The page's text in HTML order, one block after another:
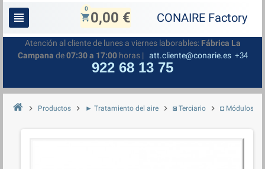
view_headline shopping_cart0,00 €
0
Atención al cliente de lunes a viernes laborables: Fábrica La
Campana de07:30 a 17:00horas | att.cliente@conarie.es +34
922 68 13 75
chevron_right Productos chevron_right ► Tratamiento del aire chevron_right ◙ Terciario chevron_right ◘ Módulos